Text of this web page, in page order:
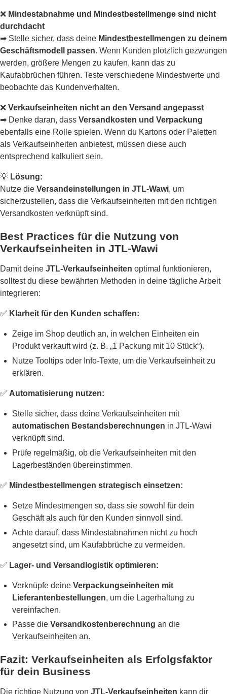
❌ Mindestabnahme und Mindestbestellmenge sind nicht
durchdacht
➡ Stelle sicher, dass deine Mindestbestellmengen zu deinem
Geschäftsmodell passen. Wenn Kunden plötzlich gezwungen
werden, größere Mengen zu kaufen, kann das zu
Kaufabbrüchen führen. Teste verschiedene Mindestwerte und
beobachte das Kundenverhalten.
❌ Verkaufseinheiten nicht an den Versand angepasst
➡ Denke daran, dass Versandkosten und Verpackung
ebenfalls eine Rolle spielen. Wenn du Kartons oder Paletten
als Verkaufseinheiten anbietest, müssen diese auch
entsprechend kalkuliert sein.
💡 Lösung:
Nutze die Versandeinstellungen in JTL-Wawi, um
sicherzustellen, dass die Verkaufseinheiten mit den richtigen
Versandkosten verknüpft sind.
Best Practices für die Nutzung von
Verkaufseinheiten in JTL-Wawi
Damit deine JTL-Verkaufseinheiten optimal funktionieren,
solltest du diese bewährten Methoden in deine tägliche Arbeit
integrieren:
✅ Klarheit für den Kunden schaffen:
Zeige im Shop deutlich an, in welchen Einheiten ein
Produkt verkauft wird (z. B. „1 Packung mit 10 Stück“).
Nutze Tooltips oder Info-Texte, um die Verkaufseinheit zu
erklären.
✅ Automatisierung nutzen:
Stelle sicher, dass deine Verkaufseinheiten mit
automatischen Bestandsberechnungen in JTL-Wawi
verknüpft sind.
Prüfe regelmäßig, ob die Verkaufseinheiten mit den
Lagerbeständen übereinstimmen.
✅ Mindestbestellmengen strategisch einsetzen:
Setze Mindestmengen so, dass sie sowohl für dein
Geschäft als auch für den Kunden sinnvoll sind.
Achte darauf, dass Mindestabnahmen nicht zu hoch
angesetzt sind, um Kaufabbrüche zu vermeiden.
✅ Lager- und Versandlogistik optimieren:
Verknüpfe deine Verpackungseinheiten mit
Lieferantenbestellungen, um die Lagerhaltung zu
vereinfachen.
Passe die Versandkostenberechnung an die
Verkaufseinheiten an.
Fazit: Verkaufseinheiten als Erfolgsfaktor
für dein Business
Die richtige Nutzung von JTL-Verkaufseinheiten kann dir